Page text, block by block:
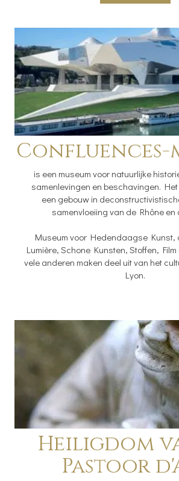
Confluences-
is een museum voor natuurlijke
samenlevingen en beschavingen.
een gebouw in
samenvloeiing van de Rhône en
Museum voor Hedendaagse Kunst,
Lumière, Schone Kunsten, Stoffen,
vele anderen maken deel uit van het
Lyon.
Heiligdom
Pastoor